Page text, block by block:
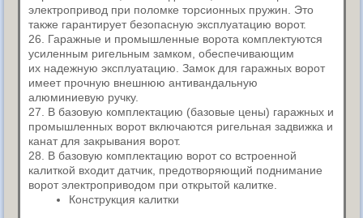
электропривод при поломке торсионных пружин. Это
также гарантирует безопасную эксплуатацию ворот.
26. Гаражные и промышленные ворота комплектуются
усиленным ригельным замком, обеспечивающим
их надежную эксплуатацию. Замок для гаражных ворот
имеет прочную внешнюю антивандальную
алюминиевую ручку.
27. В базовую комплектацию (базовые цены) гаражных и
промышленных ворот включаются ригельная задвижка и
канат для закрывания ворот.
28. В базовую комплектацию ворот со встроенной
калиткой входит датчик, предотворяющий поднимание
ворот электроприводом при открытой калитке.
Конструкция калитки